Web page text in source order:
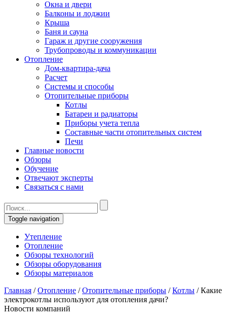
Окна и двери
Балконы и лоджии
Крыша
Баня и сауна
Гараж и другие сооружения
Трубопроводы и коммуникации
Отопление
Дом-квартира-дача
Расчет
Системы и способы
Отопительные приборы
Котлы
Батареи и радиаторы
Приборы учета тепла
Составные части отопительных систем
Печи
Главные новости
Обзоры
Обучение
Отвечают эксперты
Связаться с нами
Toggle navigation
Утепление
Отопление
Обзоры технологий
Обзоры оборудования
Обзоры материалов
Главная /Отопление /Отопительные приборы /Котлы /Какие
электрокотлы используют для отопления дачи?
Новости компаний